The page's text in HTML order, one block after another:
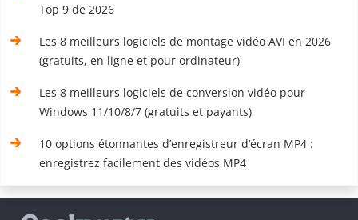
Top 9 de 2026
Les 8 meilleurs logiciels de montage vidéo AVI en 2026
(gratuits, en ligne et pour ordinateur)
Les 8 meilleurs logiciels de conversion vidéo pour
Windows 11/10/8/7 (gratuits et payants)
10 options étonnantes d’enregistreur d’écran MP4 :
enregistrez facilement des vidéos MP4